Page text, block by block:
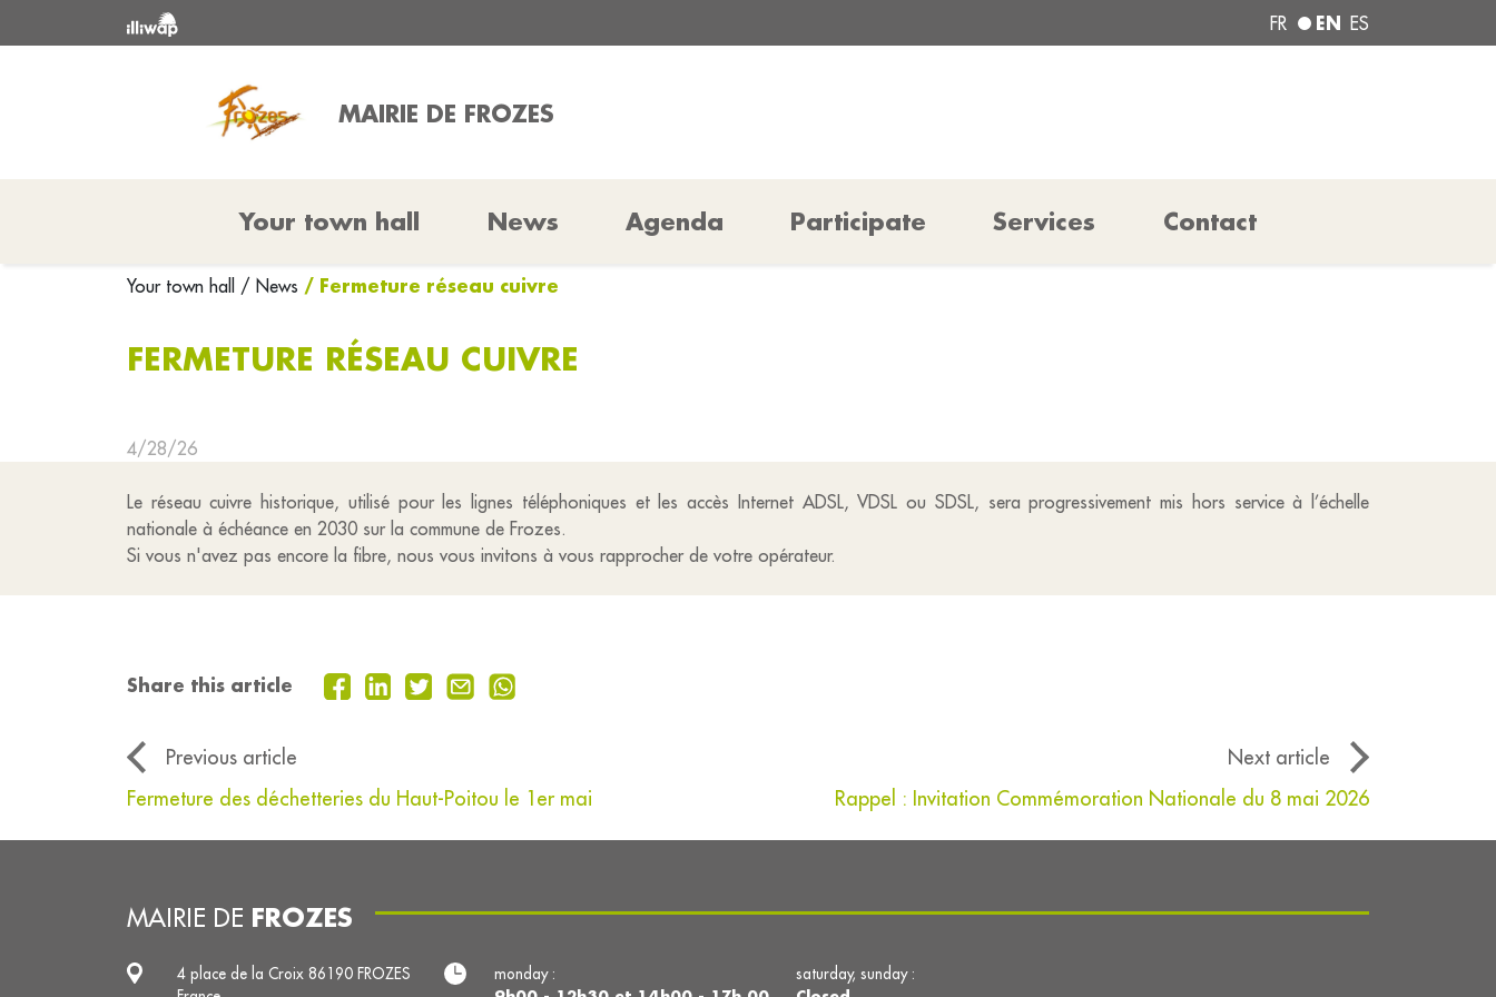
FR EN ES
MAIRIE DE FROZES
Your town hall News Agenda Participate Services Contact
Your town hall / News / Fermeture réseau cuivre
FERMETURE RÉSEAU CUIVRE
4/28/26
Le réseau cuivre historique, utilisé pour les lignes téléphoniques et les accès Internet ADSL, VDSL ou SDSL, sera progressivement mis hors service à l’échelle
nationale à échéance en 2030 sur la commune de Frozes.
Si vous n'avez pas encore la fibre, nous vous invitons à vous rapprocher de votre opérateur.
Share this article
Previous article
Next article
Fermeture des déchetteries du Haut-Poitou le 1er mai
Rappel : Invitation Commémoration Nationale du 8 mai 2026
MAIRIE DE FROZES
4 place de la Croix 86190 FROZES
monday :
saturday, sunday :